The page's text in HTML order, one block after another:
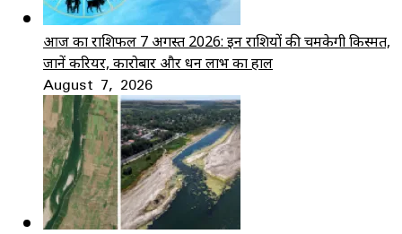
आज का राशिफल 7 अगस्त 2026: इन राशियों की चमकेगी किस्मत,
जानें करियर, कारोबार और धन लाभ का हाल
August 7, 2026